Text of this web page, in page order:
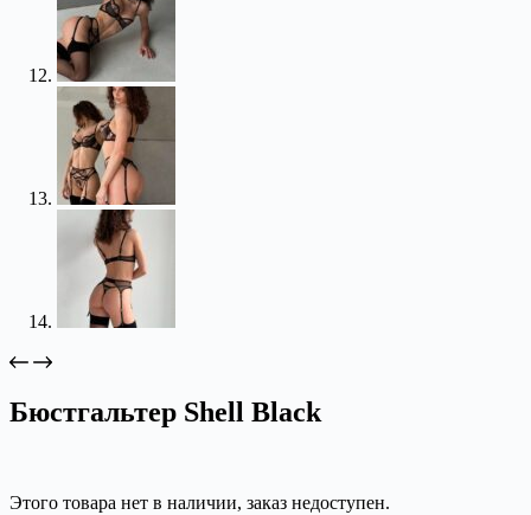
Бюстгальтер Shell Black
Этого товара нет в наличии, заказ недоступен.